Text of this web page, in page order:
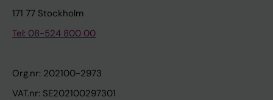
171 77 Stockholm
Tel: 08-524 800 00
Org.nr: 202100-2973
VAT.nr: SE202100297301